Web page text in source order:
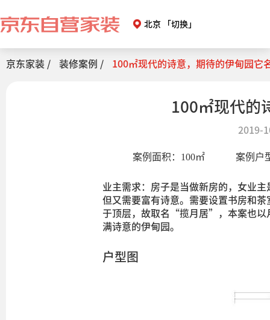
北京 「切换」
京东家装 / 装修案例 / 100㎡现代的诗意，期待的伊甸园
100㎡现代
2019-
案例面积： 100㎡ 案例户
业主需求：房子是当做新房的，女业
但又需要富有诗意。需要设置书房和
于顶层，故取名“揽月居”，本案也以
满诗意的伊甸园。
户型图